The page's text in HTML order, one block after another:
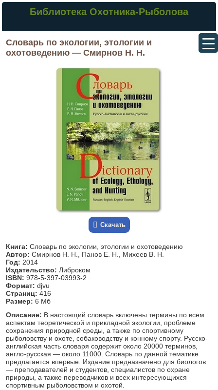
Библиотека Охотника-Рыболова
Словарь по экологии, этологии и
охотоведению — Смирнов Н. Н.
Скачать
Книга: Словарь по экологии, этологии и охотоведению
Автор: Смирнов Н. Н., Панов Е. Н., Михеев В. Н.
Год: 2014
Издательство: Либроком
ISBN: 978-5-397-03993-2
Формат: djvu
Страниц: 416
Размер: 6 Мб
Описание: В настоящий словарь включены термины по всем
аспектам теоретической и прикладной экологии, проблеме
сохранения природной среды, а также по спортивному
рыболовству и охоте, собаководству и конному спорту. Русско-
английская часть словаря содержит около 20000 терминов,
англо-русская — около 11000. Словарь по данной тематике
предлагается впервые. Издание предназначено для биологов
— преподавателей и студентов, специалистов по охране
природы, а также переводчиков и всех интересующихся
спортивным рыболовством и охотой.